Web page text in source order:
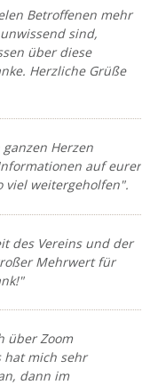
Betroffenen mehr
sind,
über diese
Herzliche Grüße
Herzen
auf eurer
viel weitergeholfen".
des Vereins und der
Mehrwert für
über Zoom
hat mich sehr
dann im